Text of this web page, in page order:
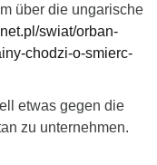
über die ungarische
swiat/orban-
chodzi-o-smierc-
etwas gegen die
zu unternehmen.